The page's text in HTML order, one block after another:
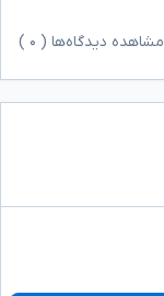
مشاهده دیدگاه‌ها ( ۰